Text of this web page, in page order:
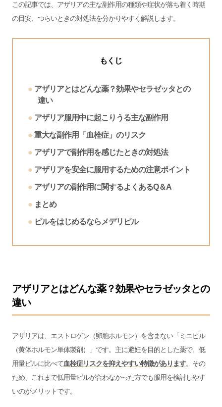
この記事では、アザリアの主な副作用の種類や症状が落ち着く時期
の目安、つらいときの対処法を分かりやすく解説します。
もくじ
アザリアとはどんな薬？効果やセラゼッタとの
違い
アザリア服用中に起こりうる主な副作用
重大な副作用「血栓症」のリスク
アザリアで副作用を感じたときの対処法
アザリアを安全に服用するための注意ポイント
アザリアの副作用に関するよくあるQ＆A
まとめ
ピルをはじめるならメデリピル
アザリアとはどんな薬？効果やセラゼッタとの
違い
アザリアは、エストロゲン（卵胞ホルモン）を含まない「ミニピル
（黄体ホルモン単体製剤）」です。主に避妊を目的とした薬で、低
用量ピルに比べて血栓症リスクを抑えやすい特徴があります。その
ため、これまで低用量ピルが合わなかった方でも服用を検討しやす
いのがメリットです。